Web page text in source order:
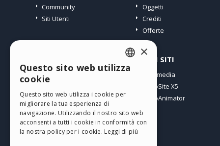
Community
Siti Utenti
Oggetti
Crediti
Offerte
I miei post
I miei Download
Spazio Web
I miei Crediti
ALTRI SITI
Incomedia
WebSite X5
WebAnimator
ENGLISH
SPANISH
PORTUGUESE
×
Questo sito web utilizza
cookie
Questo sito web utilizza i cookie per
migliorare la tua esperienza di
navigazione. Utilizzando il nostro sito web
acconsenti a tutti i cookie in conformità con
la nostra policy per i cookie. Leggi di più